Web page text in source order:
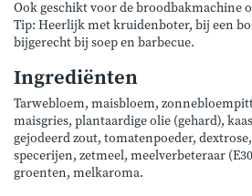
Ook geschikt voor de broodbakmachine
Tip: Heerlijk met kruidenboter, bij een
bijgerecht bij soep en barbecue.
Ingrediënten
Tarwebloem, maisbloem,
maisgries, plantaardige olie (gehard),
gejodeerd zout, tomatenpoeder,
specerijen, zetmeel, meelverbeteraar
groenten, melkaroma.